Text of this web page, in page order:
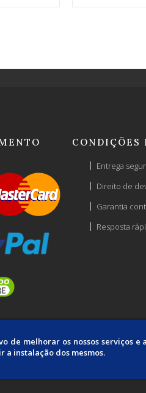
melhorar os nossos serviços e
a instalação dos mesmos.
CONDIÇÕES
Entrega
Direito de
Garantia
Resposta